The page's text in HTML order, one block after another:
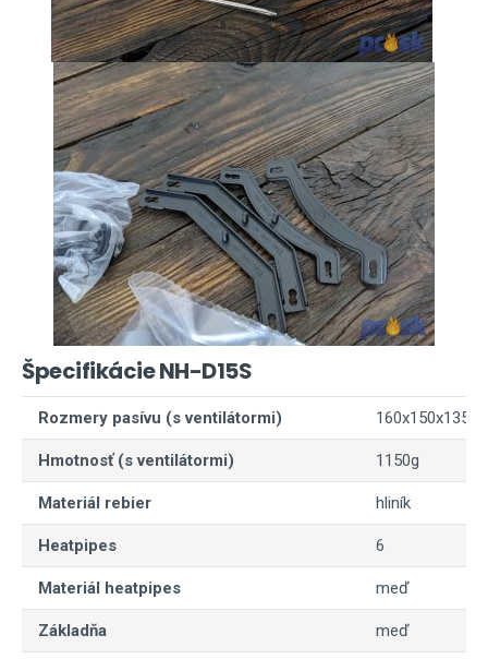
Špecifikácie NH-D15S
Rozmery pasívu (s ventilátormi) 160x150x135
Hmotnosť (s ventilátormi) 1150g
Materiál rebier hliník
Heatpipes 6
Materiál heatpipes meď
Základňa meď